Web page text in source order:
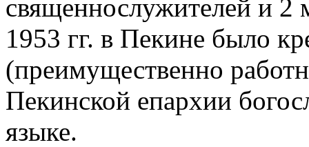
священнослужителей и 2
1953 гг. в Пекине было
(преимущественно
Пекинской епархии
языке.